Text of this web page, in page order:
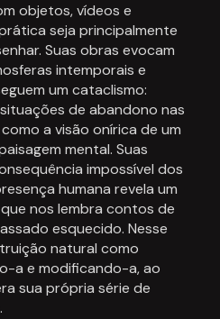
objetos, vídeos e
seja principalmente
Suas obras evocam
intemporais e
um cataclismo:
de abandono nas
a visão onírica de um
mental. Suas
impossível dos
humana revela um
nos lembra contos de
esquecido. Nesse
natural como
a e modificando-a, ao
sua própria série de